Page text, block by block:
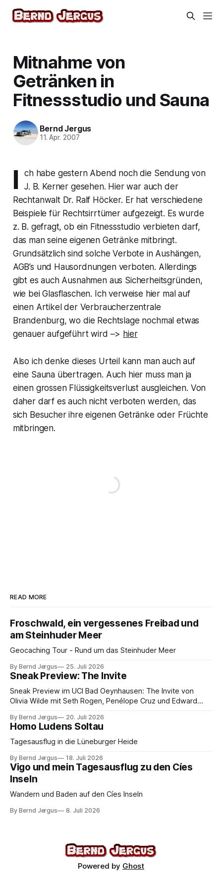
Mitnahme von
Getränken in
Fitnessstudio und Sauna
Bernd Jergus
11. Apr. 2007
I
ch habe gestern Abend noch die Sendung von
J. B. Kerner gesehen. Hier war auch der
Rechtanwalt Dr. Ralf Höcker. Er hat verschiedene
Beispiele für Rechtsirrtümer aufgezeigt. Es wurde
z. B. gefragt, ob ein Fitnessstudio verbieten darf,
das man seine eigenen Getränke mitbringt.
Grundsätzlich sind solche Verbote in Aushängen,
AGB’s und Hausordnungen verboten. Allerdings
gibt es auch Ausnahmen aus Sicherheitsgründen,
wie bei Glasflaschen. Ich verweise hier mal auf
einen Artikel der Verbraucherzentrale
Brandenburg, wo die Rechtslage nochmal etwas
genauer aufgeführt wird –> hier
Also ich denke dieses Urteil kann man auch auf
eine Sauna übertragen. Auch hier muss man ja
einen grossen Flüssigkeitsverlust ausgleichen. Von
daher darf es auch nicht verboten werden, das
sich Besucher ihre eigenen Getränke oder Früchte
mitbringen.
READ MORE
Froschwald, ein vergessenes Freibad und
am Steinhuder Meer
Geocaching Tour - Rund um das Steinhuder Meer
By Bernd Jergus 25. Juli 2026
Sneak Preview: The Invite
Sneak Preview im UCI Bad Oeynhausen: The Invite von
Olivia Wilde mit Seth Rogen, Penélope Cruz und Edward
By Bernd Jergus 20. Juli 2026
Homo Ludens Soltau
Tagesausflug in die Lüneburger Heide
By Bernd Jergus 18. Juli 2026
Vigo und mein Tagesausflug zu den Cíes
Inseln
Wandern und Baden auf den Cíes Inseln
By Bernd Jergus 8. Juli 2026
Powered by Ghost